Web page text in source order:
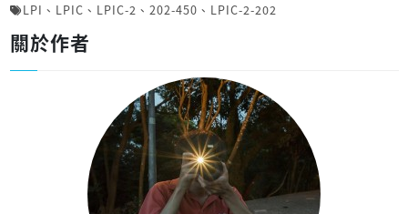
LPI 、 LPIC 、 LPIC-2 、 202-450 、 LPIC-2-202
關於作者